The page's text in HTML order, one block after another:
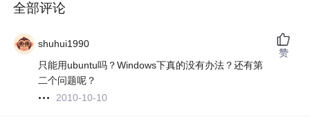
全部评论
shuhui1990
只能用ubuntu吗？Windows下真的没有办法？还有第
二个问题呢？
2010-10-10
赞